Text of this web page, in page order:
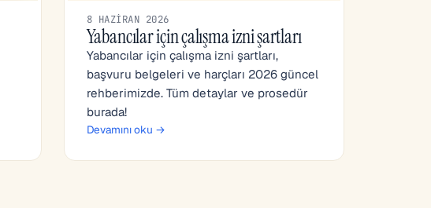
8 HAZIRAN 2026
Yabancılar için çalışma izni şartları
Yabancılar için çalışma izni şartları,
başvuru belgeleri ve harçları 2026 güncel
rehberimizde. Tüm detaylar ve prosedür
burada!
Devamını oku →